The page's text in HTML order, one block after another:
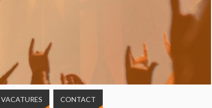
VACATURES CONTACT